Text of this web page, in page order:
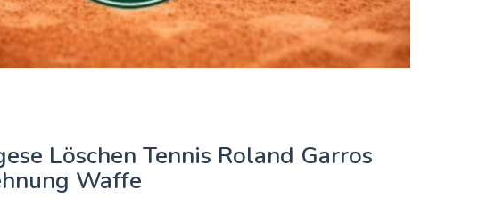
Löschen Tennis Roland Garros
Waffe